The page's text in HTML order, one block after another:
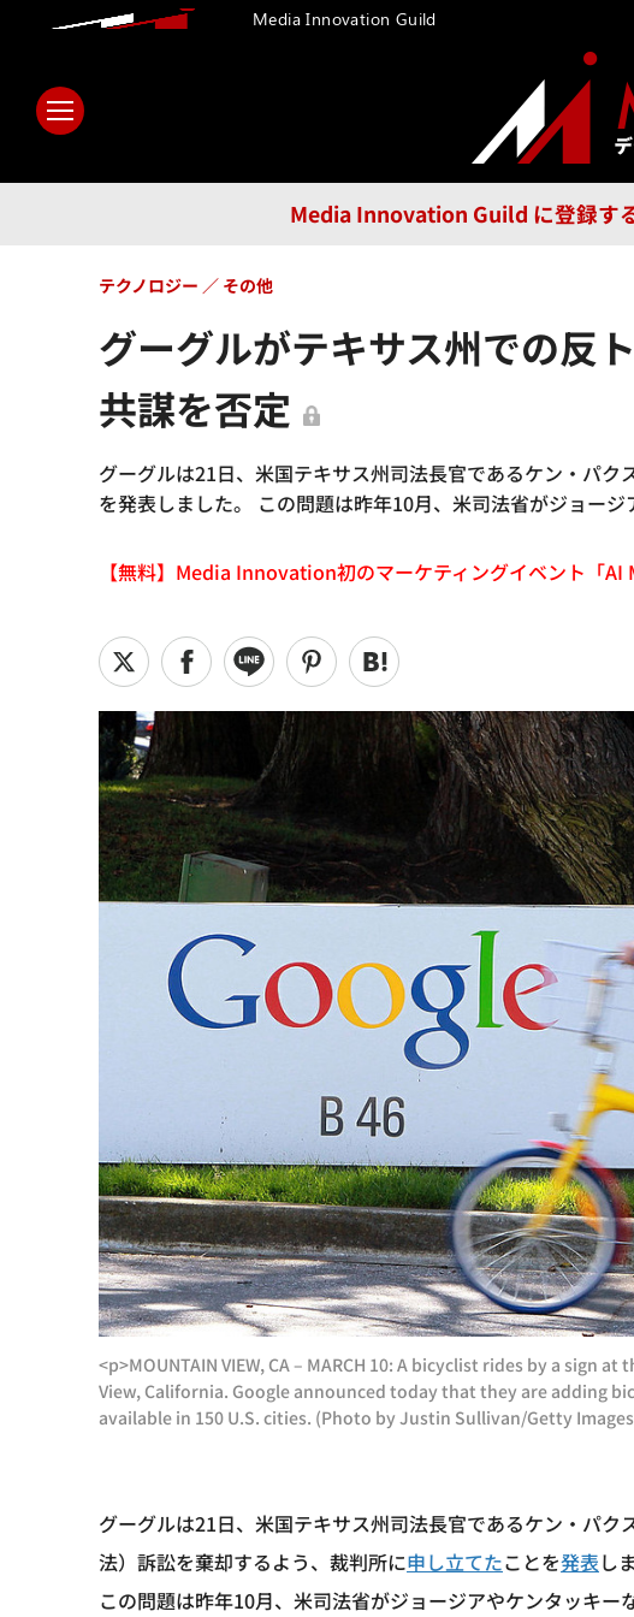
Media Innovation Guild に登録す
メディア テクノロジー
グーグルがテキサス州での反
共謀を否定
グーグルは21日、米国テキサス州司法長官であるケン・パ
を発表しました。 この問題は昨年10月、米司法省がジョー
テクノロジー その他
【無料】Media Innovation初のマーケティングイベント「
<p>MOUNTAIN VIEW, CA – MARCH 10: A bicyclist rides by a sign
View, California. Google announced today that they are adding
available in 150 U.S. cities. (Photo by Justin Sullivan/Getty
グーグルは21日、米国テキサス州司法長官であるケン・パ
法）訴訟を棄却するよう、裁判所に申し立てたことを発表し
この問題は昨年10月、米司法省がジョージアやケンタッキ
Media Innovation Guild